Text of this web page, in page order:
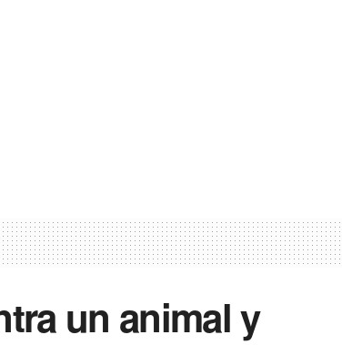
un animal y